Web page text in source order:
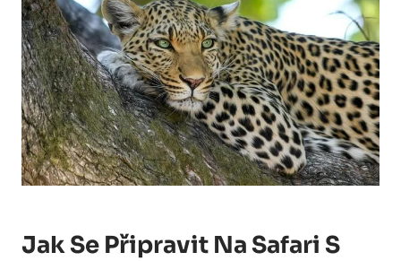
Jak Se Připravit Na Safari S